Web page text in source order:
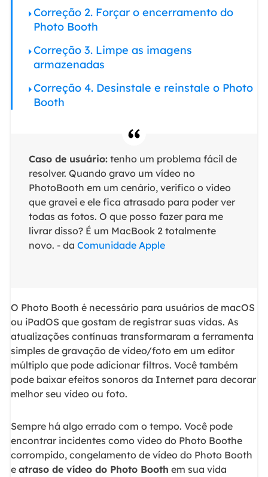
Correção 2. Forçar o encerramento do
Photo Booth
Correção 3. Limpe as imagens
armazenadas
Correção 4. Desinstale e reinstale o Photo
Booth
Caso de usuário:tenho um problema fácil de
resolver. Quando gravo um vídeo no
PhotoBooth em um cenário, verifico o vídeo
que gravei e ele fica atrasado para poder ver
todas as fotos. O que posso fazer para me
livrar disso? É um MacBook 2 totalmente
novo. - da Comunidade Apple
O Photo Booth é necessário para usuários de macOS
ou iPadOS que gostam de registrar suas vidas. As
atualizações contínuas transformaram a ferramenta
simples de gravação de vídeo/foto em um editor
múltiplo que pode adicionar filtros. Você também
pode baixar efeitos sonoros da Internet para decorar
melhor seu vídeo ou foto.
Sempre há algo errado com o tempo. Você pode
encontrar incidentes como vídeo do Photo Boothe
corrompido, congelamento de vídeo do Photo Booth
e atraso de vídeo do Photo Booth em sua vida